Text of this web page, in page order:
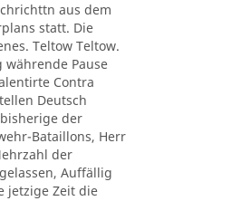
aus dem
statt. Die
Teltow Teltow.
währende Pause
Contra
Deutsch
der
Bataillons, Herr
der
Auffällig
jetzige Zeit die